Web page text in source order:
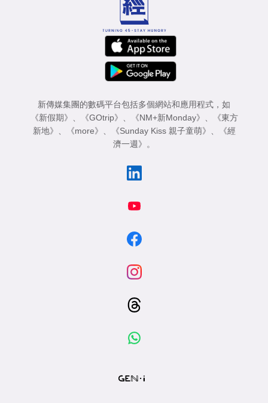
新傳媒集團的數碼平台包括多個網站和應用程式，如
《新假期》
《GOtrip》 《NM+新Monday》
《東方
新地》
《more》 《Sunday Kiss 親子童萌》
《經
濟一週》
。